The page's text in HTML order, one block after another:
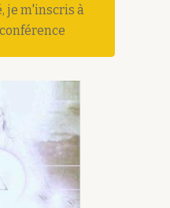
je m'inscris à